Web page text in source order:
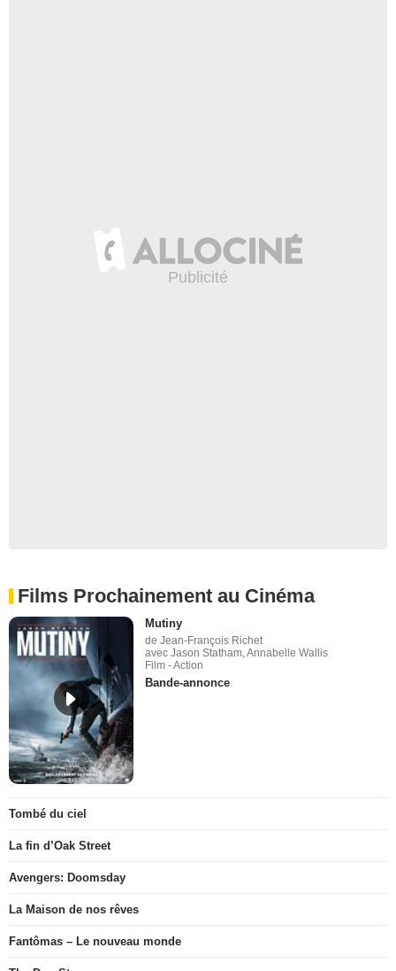
Films Prochainement au Cinéma
Mutiny
de Jean-François Richet
avec Jason Statham, Annabelle Wallis
Film - Action
Bande-annonce
Tombé du ciel
La fin d’Oak Street
Avengers: Doomsday
La Maison de nos rêves
Fantômas – Le nouveau monde